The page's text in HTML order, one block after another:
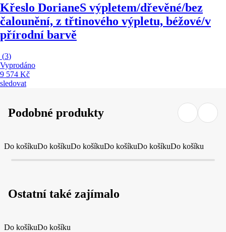
Křeslo DorianeS výpletem/dřevěné/bez
čalounění, z třtinového výpletu, béžové/v
přírodní barvě
(3)
Vyprodáno
9 574 Kč
sledovat
Podobné produkty
Do košíkuDo košíkuDo košíkuDo košíkuDo košíkuDo košíku
Ostatní také zajímalo
Do košíkuDo košíku